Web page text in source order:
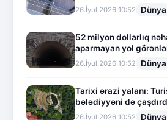
26.İyul.2026 10:52 Dünya
52 milyon dollarlıq
aparmayan yol
26.İyul.2026 10:52 Dünya
Tarixi ərazi yalanı:
bələdiyyəni də
26.İyul.2026 10:52 Dünya